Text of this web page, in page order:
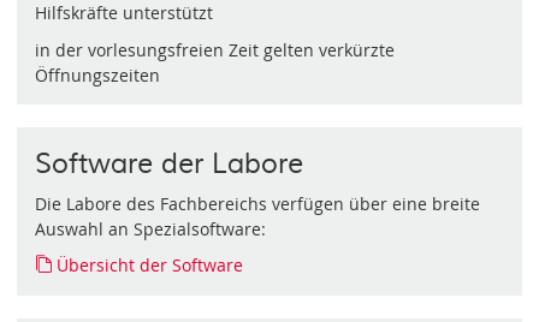
Hilfskräfte unterstützt
in der vorlesungsfreien Zeit gelten verkürzte
Öffnungszeiten
Software der Labore
Die Labore des Fachbereichs verfügen über eine breite
Auswahl an Spezialsoftware:
Übersicht der Software